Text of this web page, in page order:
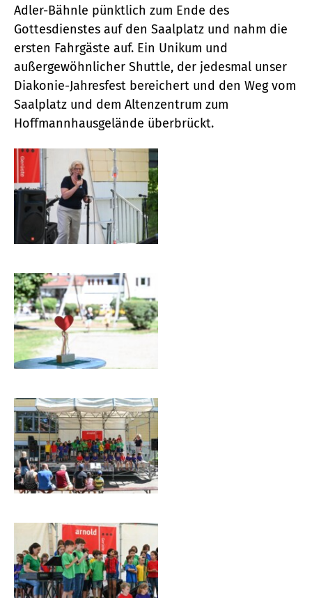
Adler-Bähnle pünktlich zum Ende des
Gottesdienstes auf den Saalplatz und nahm die
ersten Fahrgäste auf. Ein Unikum und
außergewöhnlicher Shuttle, der jedesmal unser
Diakonie-Jahresfest bereichert und den Weg vom
Saalplatz und dem Altenzentrum zum
Hoffmannhausgelände überbrückt.